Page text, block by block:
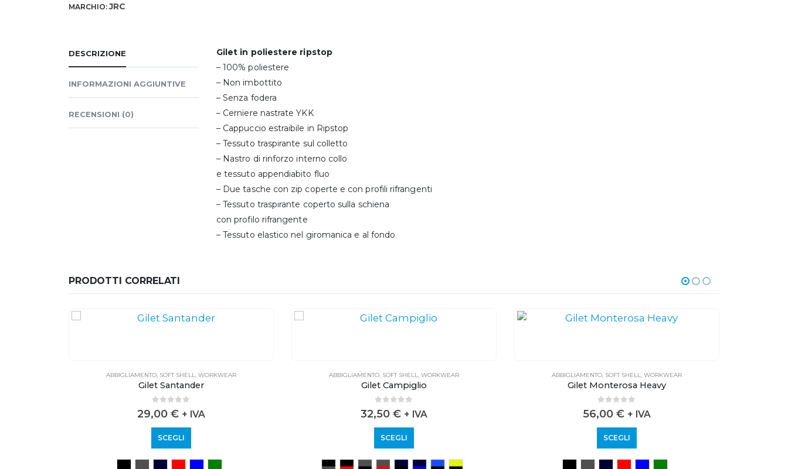
MARCHIO:JRC
DESCRIZIONE
INFORMAZIONI AGGIUNTIVE
RECENSIONI (0)
Gilet in poliestere ripstop
– 100% poliestere
– Non imbottito
– Senza fodera
– Cerniere nastrate YKK
– Cappuccio estraibile in Ripstop
– Tessuto traspirante sul colletto
– Nastro di rinforzo interno collo
e tessuto appendiabito fluo
– Due tasche con zip coperte e con profili rifrangenti
– Tessuto traspirante coperto sulla schiena
con profilo rifrangente
– Tessuto elastico nel giromanica e al fondo
PRODOTTI CORRELATI
ABBIGLIAMENTO SOFT SHELL WORKWEAR
Gilet Santander
0out of 5
29,00 € + IVA
SCEGLI
ABBIGLIAMENTO SOFT SHELL WORKWEAR
Gilet Campiglio
0out of 5
32,50 € + IVA
SCEGLI
ABBIGLIAMENTO SOFT SHELL WORKWEAR
Gilet Monterosa Heavy
0out of 5
56,00 € + IVA
SCEGLI